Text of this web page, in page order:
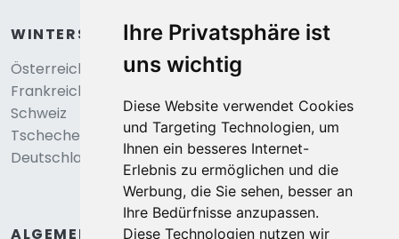
Ihre Privatsphäre ist
uns wichtig
Diese Website verwendet Cookies
und Targeting Technologien, um
Ihnen ein besseres Internet-
Erlebnis zu ermöglichen und die
Werbung, die Sie sehen, besser an
Ihre Bedürfnisse anzupassen.
Diese Technologien nutzen wir
WINTERSPORT
Österreich
Frankreich
Schweiz
Tschechei
Deutschland
ALGEMEIN